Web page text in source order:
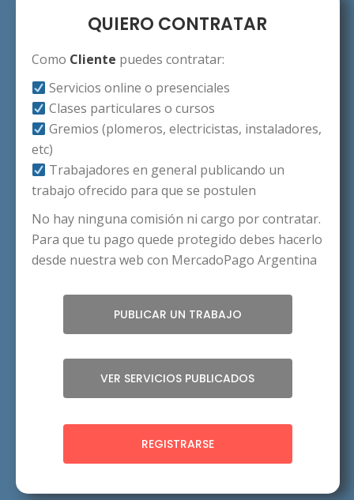
QUIERO CONTRATAR
Como Cliente puedes contratar:
Servicios online o presenciales
Clases particulares o cursos
Gremios (plomeros, electricistas, instaladores,
etc)
Trabajadores en general publicando un
trabajo ofrecido para que se postulen
No hay ninguna comisión ni cargo por contratar.
Para que tu pago quede protegido debes hacerlo
desde nuestra web con MercadoPago Argentina
PUBLICAR UN TRABAJO
VER SERVICIOS PUBLICADOS
REGISTRARSE